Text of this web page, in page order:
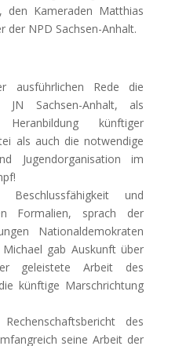
Kameraden Matthias
der NPD Sachsen-Anhalt.
ausführlichen Rede die
Sachsen-Anhalt, als
künftiger
als auch die notwendige
Jugendorganisation im
und
Formalien, sprach der
Nationaldemokraten
gab Auskunft über
geleistete Arbeit des
künftige Marschrichtung
des
seine Arbeit der